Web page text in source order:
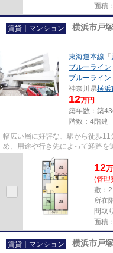
面積
賃貸｜マンション 横浜市戸
東海道本線 「
ブルーライン
ブルーライン
神奈川県横浜
12万円
築年数：築43
階数：4階建
幅広い層に好評な、駅から徒歩
め、用途や行き先によって経路を
は東海道本線戸塚周辺の賃貸も...
12万
(管理
敷：
所在
間取
面積
賃貸｜マンション 横浜市戸